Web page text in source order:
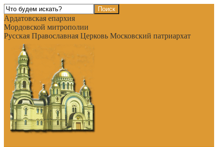
Ардатовская епархия
Мордовской митрополии
Русская Православная Церковь Московский патриархат